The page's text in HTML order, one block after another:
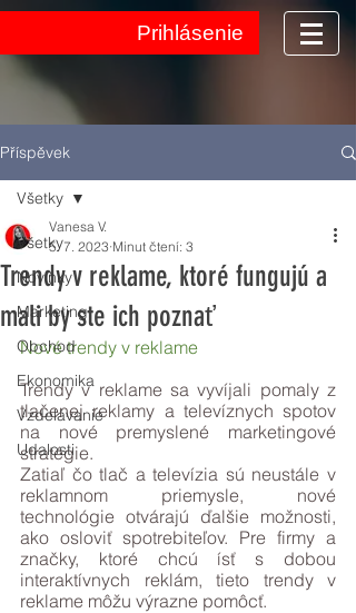
Prihlásenie
Příspěvek
Všetky
Novinky
Marketing
Obchod
Ekonomika
Vzdelávanie
Udalosti
Všetky
Trendy v reklame, ktoré fungujú a
mali by ste ich poznať
Vanesa V.
5. 7. 2023 Minut čtení: 3
Nové trendy v reklame
Trendy v reklame sa vyvíjali pomaly z
tlačenej reklamy a televíznych spotov
na nové premyslené marketingové
stratégie.
Zatiaľ čo tlač a televízia sú neustále v
reklamnom priemysle, nové
technológie otvárajú ďalšie možnosti,
ako osloviť spotrebiteľov. Pre firmy a
značky, ktoré chcú ísť s dobou
interaktívnych reklám, tieto trendy v
reklame môžu výrazne pomôcť.